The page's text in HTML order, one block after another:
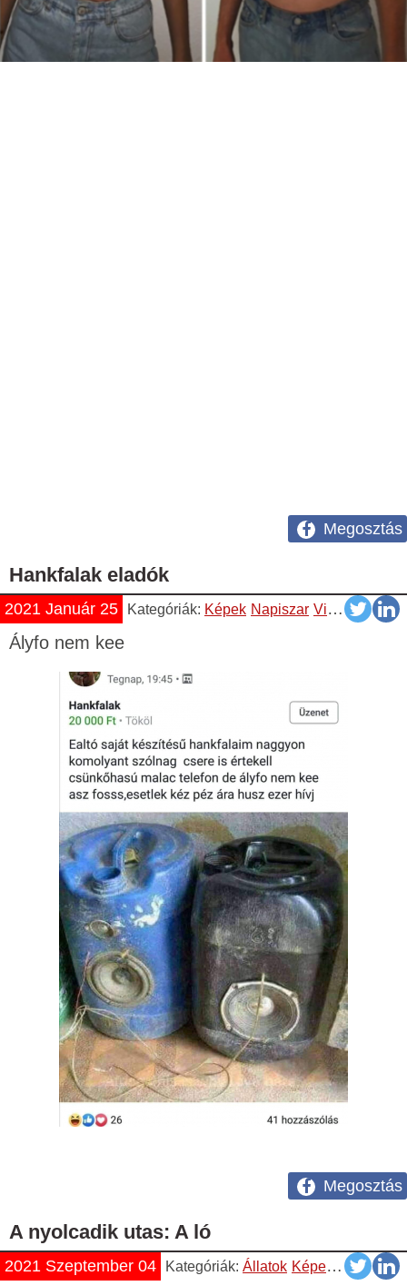
Megosztás
Hankfalak eladók
2021 Január 25 Kategóriák: Képek Napiszar Vicces
Ályfo nem kee
Megosztás
A nyolcadik utas: A ló
2021 Szeptember 04 Kategóriák: Állatok Képek Vicces